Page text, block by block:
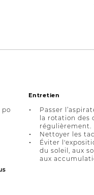
po
Entretien
Passer
la rotation des
régulièrement.
Nettoyer les
Éviter
du soleil, aux
aux